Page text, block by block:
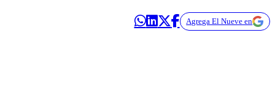
Agrega El Nueve en